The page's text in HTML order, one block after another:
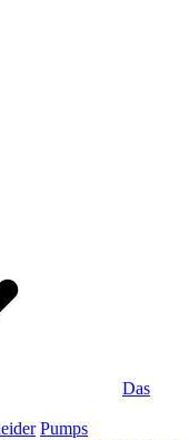
Das
Pumps